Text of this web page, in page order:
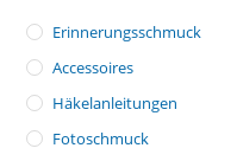
Erinnerungsschmuck
Accessoires
Häkelanleitungen
Fotoschmuck